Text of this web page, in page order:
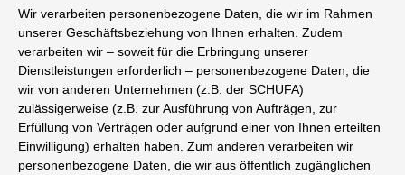
Wir verarbeiten personenbezogene Daten, die wir im Rahmen
unserer Geschäftsbeziehung von Ihnen erhalten. Zudem
verarbeiten wir – soweit für die Erbringung unserer
Dienstleistungen erforderlich – personenbezogene Daten, die
wir von anderen Unternehmen (z.B. der SCHUFA)
zulässigerweise (z.B. zur Ausführung von Aufträgen, zur
Erfüllung von Verträgen oder aufgrund einer von Ihnen erteilten
Einwilligung) erhalten haben. Zum anderen verarbeiten wir
personenbezogene Daten, die wir aus öffentlich zugänglichen